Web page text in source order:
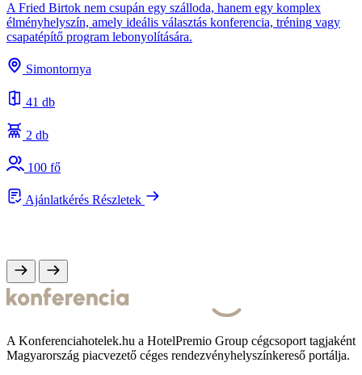
A Fried Birtok nem csupán egy szálloda, hanem egy komplex
élményhelyszín, amely ideális választás konferencia, tréning vagy
csapatépítő program lebonyolítására.
Simontornya
41 db
2 db
100 fő
Ajánlatkérés Részletek
A Konferenciahotelek.hu a HotelPremio Group cégcsoport tagjaként
Magyarország piacvezető céges rendezvényhelyszínkereső portálja.